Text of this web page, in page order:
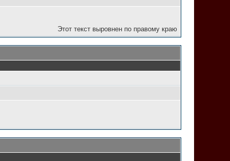
Этот текст выровнен по правому краю